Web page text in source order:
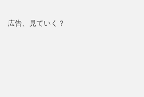
広告、見ていく？